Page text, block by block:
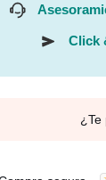
Click
¿Te